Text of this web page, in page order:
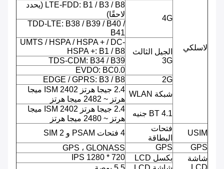
لاسلكي
4G
LTE-FDD: B1 / B3 / B8 (يحدد
لاحقًا)
TDD-LTE: B38 / B39 / B40 /
B41
الجيل الثالث
3G
UMTS / HSPA / HSPA + / DC-
HSPA +: B1 / B8
TDS-CDM: B34 / B39
EVDO: BC0.0
2G
EDGE / GPRS: B3 / B8
شبكة WLAN
2.4 جيجا هرتز ISM 2402 ميجا
هرتز ~ 2482 ميجا هرتز
BT 4.1 جنيه
2.4 جيجا هرتز ISM 2402 ميجا
هرتز ~ 2480 ميجا هرتز
USIM
فتحات
البطاقة
4 فتحات PSAM و 2 SIM
GPS
GPS
GPS ، GLONASS
شاشة
بكسل LCD
720 * 1280 IPS